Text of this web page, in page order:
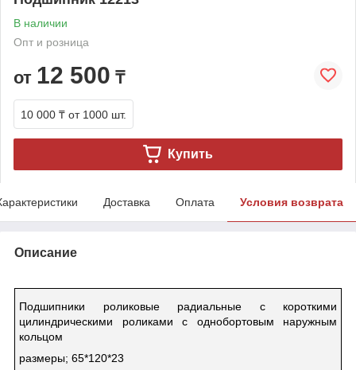
В наличии
Опт и розница
от 12 500 ₸
10 000 ₸ от 1000 шт.
Купить
Доставка Оплата Условия возврата
Описание
Подшипники роликовые радиальные с короткими
цилиндрическими роликами с однобортовым наружным
кольцом
размеры; 65*120*23